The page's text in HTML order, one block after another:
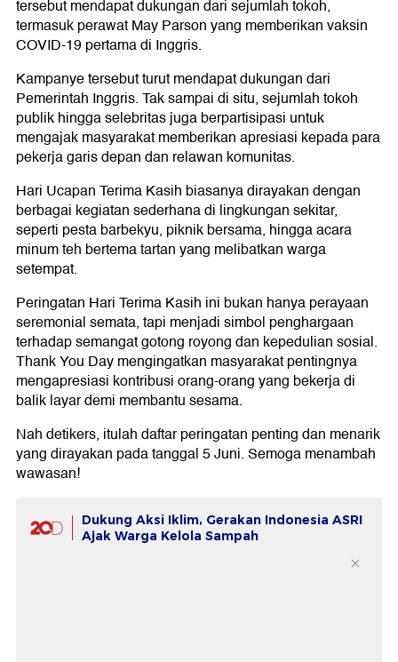
tersebut mendapat dukungan dari sejumlah tokoh,
termasuk perawat May Parson yang memberikan vaksin
COVID-19 pertama di Inggris.
Kampanye tersebut turut mendapat dukungan dari
Pemerintah Inggris. Tak sampai di situ, sejumlah tokoh
publik hingga selebritas juga berpartisipasi untuk
mengajak masyarakat memberikan apresiasi kepada para
pekerja garis depan dan relawan komunitas.
Hari Ucapan Terima Kasih biasanya dirayakan dengan
berbagai kegiatan sederhana di lingkungan sekitar,
seperti pesta barbekyu, piknik bersama, hingga acara
minum teh bertema tartan yang melibatkan warga
setempat.
Peringatan Hari Terima Kasih ini bukan hanya perayaan
seremonial semata, tapi menjadi simbol penghargaan
terhadap semangat gotong royong dan kepedulian sosial.
Thank You Day mengingatkan masyarakat pentingnya
mengapresiasi kontribusi orang-orang yang bekerja di
balik layar demi membantu sesama.
Nah detikers, itulah daftar peringatan penting dan menarik
yang dirayakan pada tanggal 5 Juni. Semoga menambah
wawasan!
Dukung Aksi Iklim, Gerakan Indonesia ASRI
Ajak Warga Kelola Sampah